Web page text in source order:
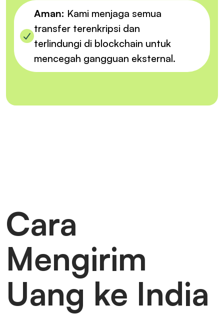
Aman: Kami menjaga semua
transfer terenkripsi dan
terlindungi di blockchain untuk
mencegah gangguan eksternal.
Cara
Mengirim
Uang ke India